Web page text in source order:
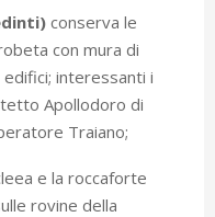
conserva le
con mura di
interessanti i
Apollodoro di
Traiano;
e la roccaforte
rovine della